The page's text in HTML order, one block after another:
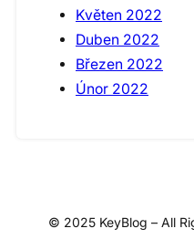
Květen 2022
Duben 2022
Březen 2022
Únor 2022
© 2025 KeyBlog – All